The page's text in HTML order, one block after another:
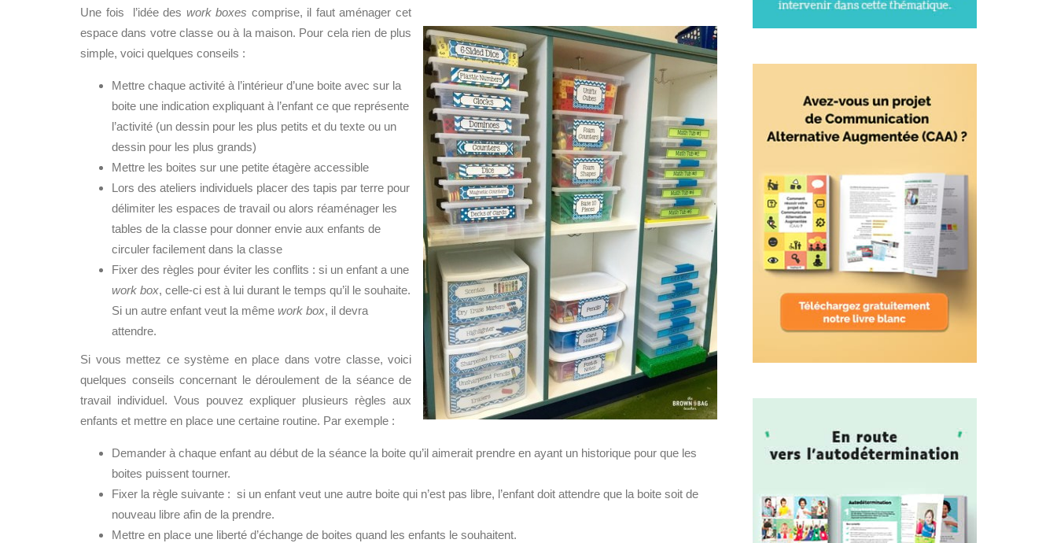
Une fois l’idée des work boxes comprise, il faut aménager cet
espace dans votre classe ou à la maison. Pour cela rien de plus
simple, voici quelques conseils :
Mettre chaque activité à l’intérieur d’une boite avec sur la
boite une indication expliquant à l’enfant ce que représente
l’activité (un dessin pour les plus petits et du texte ou un
dessin pour les plus grands)
Mettre les boites sur une petite étagère accessible
Lors des ateliers individuels placer des tapis par terre pour
délimiter les espaces de travail ou alors réaménager les
tables de la classe pour donner envie aux enfants de
circuler facilement dans la classe
Fixer des règles pour éviter les conflits : si un enfant a une
work box, celle-ci est à lui durant le temps qu’il le souhaite.
Si un autre enfant veut la même work box, il devra
attendre.
Si vous mettez ce système en place dans votre classe, voici
quelques conseils concernant le déroulement de la séance de
travail individuel. Vous pouvez expliquer plusieurs règles aux
enfants et mettre en place une certaine routine. Par exemple :
Demander à chaque enfant au début de la séance la boite qu’il aimerait prendre en ayant un historique pour que les
boites puissent tourner.
Fixer la règle suivante : si un enfant veut une autre boite qui n’est pas libre, l’enfant doit attendre que la boite soit de
nouveau libre afin de la prendre.
Mettre en place une liberté d’échange de boites quand les enfants le souhaitent.